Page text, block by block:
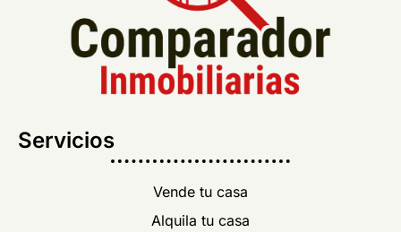
Servicios
Vende tu casa
Alquila tu casa